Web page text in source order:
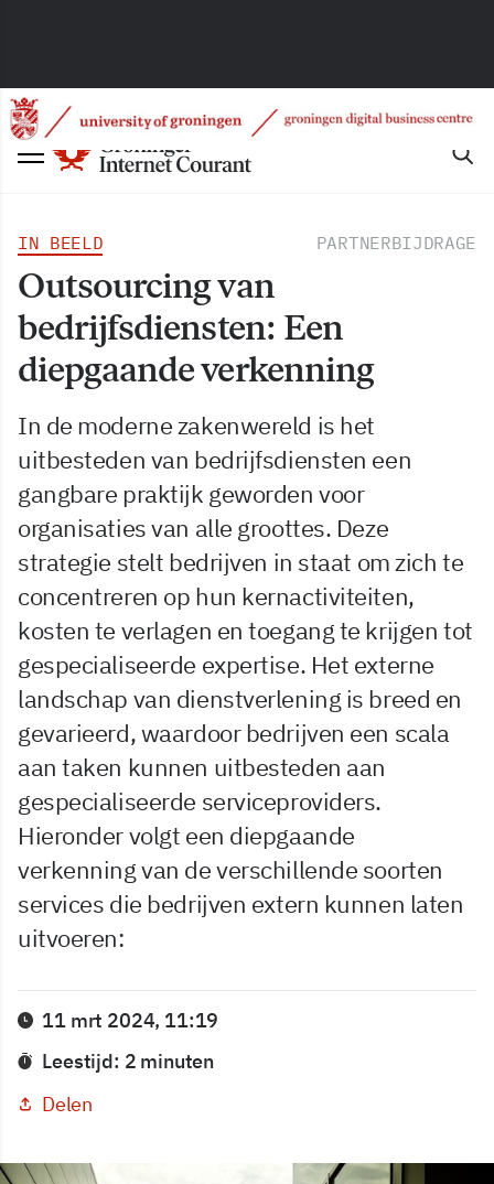
IN BEELD PARTNERBIJDRAGE
Outsourcing van
bedrijfsdiensten: Een
diepgaande verkenning
In de moderne zakenwereld is het
uitbesteden van bedrijfsdiensten een
gangbare praktijk geworden voor
organisaties van alle groottes. Deze
strategie stelt bedrijven in staat om zich te
concentreren op hun kernactiviteiten,
kosten te verlagen en toegang te krijgen tot
gespecialiseerde expertise. Het externe
landschap van dienstverlening is breed en
gevarieerd, waardoor bedrijven een scala
aan taken kunnen uitbesteden aan
gespecialiseerde serviceproviders.
Hieronder volgt een diepgaande
verkenning van de verschillende soorten
services die bedrijven extern kunnen laten
uitvoeren:
11 mrt 2024, 11:19
Leestijd: 2 minuten
Delen